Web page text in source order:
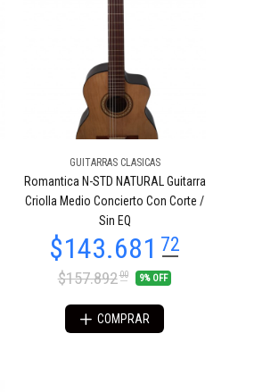
GUITARRAS CLASICAS
Romantica N-STD NATURAL Guitarra
Criolla Medio Concierto Con Corte /
Sin EQ
$157.89200 9% OFF
COMPRAR